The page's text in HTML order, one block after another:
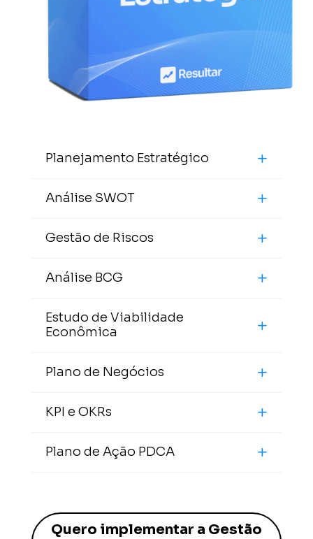
Planejamento Estratégico
Análise SWOT
Gestão de Riscos
Análise BCG
Estudo de Viabilidade
Econômica
Plano de Negócios
KPI e OKRs
Plano de Ação PDCA
Quero implementar a Gestão